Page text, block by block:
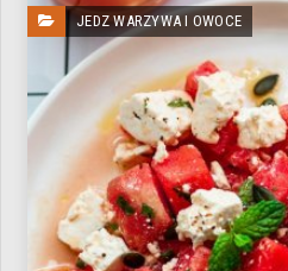
JEDZ WARZYWA I OWOCE